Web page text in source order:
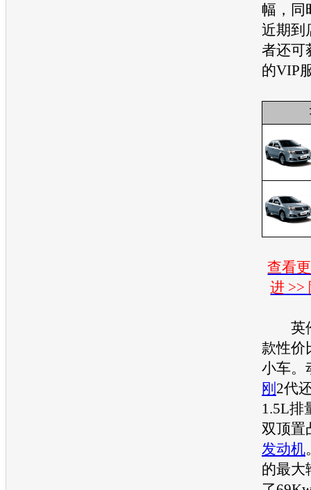
幅，同
近期到
者还可
的VIP
查看
进 >>
英
款性价
小车。
刚 2代
1.5L排
双顶置
发动机
的最大